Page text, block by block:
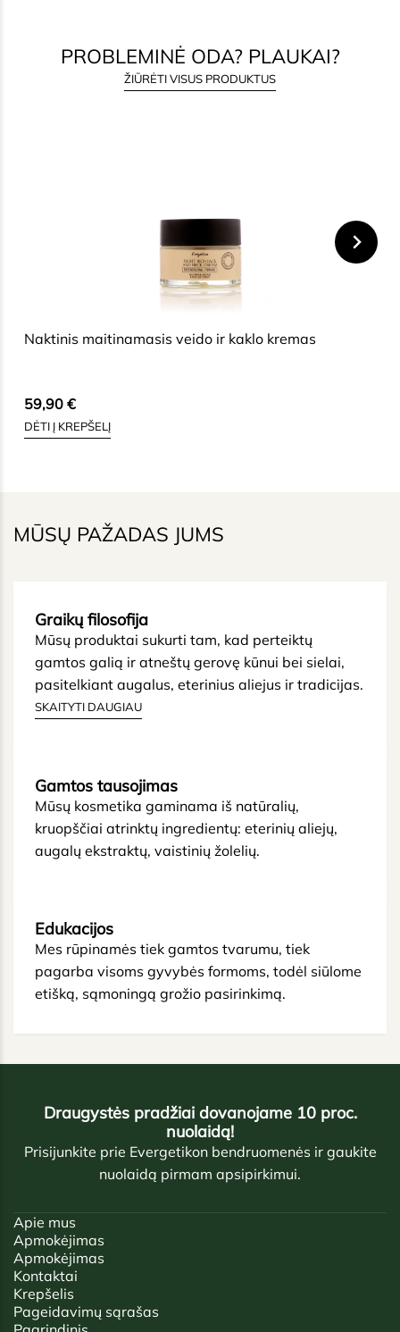
PROBLEMINĖ ODA? PLAUKAI?
ŽIŪRĖTI VISUS PRODUKTUS
Naktinis maitinamasis veido ir kaklo kremas
59,90 €
DĖTI Į KREPŠELĮ
MŪSŲ PAŽADAS JUMS
Graikų filosofija
Mūsų produktai sukurti tam, kad perteiktų
gamtos galią ir atneštų gerovę kūnui bei sielai,
pasitelkiant augalus, eterinius aliejus ir tradicijas.
SKAITYTI DAUGIAU
Gamtos tausojimas
Mūsų kosmetika gaminama iš natūralių,
kruopščiai atrinktų ingredientų: eterinių aliejų,
augalų ekstraktų, vaistinių žolelių.
Edukacijos
Mes rūpinamės tiek gamtos tvarumu, tiek
pagarba visoms gyvybės formoms, todėl siūlome
etišką, sąmoningą grožio pasirinkimą.
Draugystės pradžiai dovanojame 10 proc.
nuolaidą!
Prisijunkite prie Evergetikon bendruomenės ir gaukite
nuolaidą pirmam apsipirkimui.
Apie mus
Apmokėjimas
Apmokėjimas
Kontaktai
Krepšelis
Pageidavimų sąrašas